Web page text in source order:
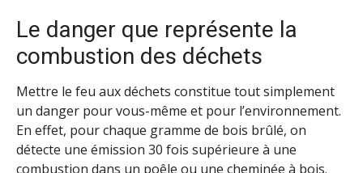
Le danger que représente la
combustion des déchets
Mettre le feu aux déchets constitue tout simplement
un danger pour vous-même et pour l’environnement.
En effet, pour chaque gramme de bois brûlé, on
détecte une émission 30 fois supérieure à une
combustion dans un poêle ou une cheminée à bois.